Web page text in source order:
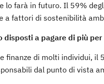
farà in futuro. Il 59%
a fattori di sostenibilità
a pagare di più
finanze di molti individui,
dal punto di vista